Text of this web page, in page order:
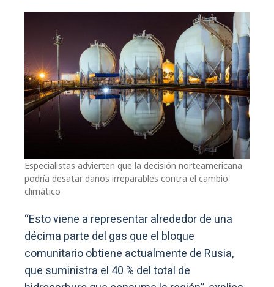
Especialistas advierten que la decisión norteamericana
podría desatar daños irreparables contra el cambio
climático
“Esto viene a representar alrededor de una
décima parte del gas que el bloque
comunitario obtiene actualmente de Rusia,
que suministra el 40 % del total de